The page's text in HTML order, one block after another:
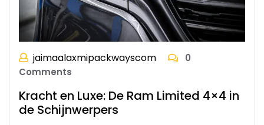
jaimaalaxmipackwayscom
0
Comments
Kracht en Luxe: De Ram Limited 4×4 in
de Schijnwerpers